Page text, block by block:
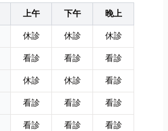
上午 下午
晚上
休診 休診
休診
看診 看診
看診
休診 休診
看診
看診 看診
看診
看診 看診
看診